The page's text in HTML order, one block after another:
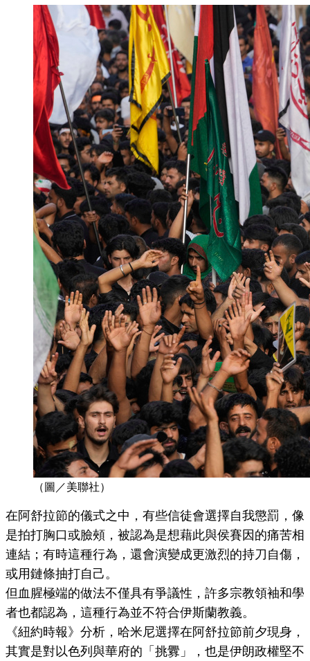
（圖／美聯社）
在阿舒拉節的儀式之中，有些信徒會選擇自我懲罰，像
是拍打胸口或臉頰，被認為是想藉此與侯賽因的痛苦相
連結；有時這種行為，還會演變成更激烈的持刀自傷，
或用鏈條抽打自己。
但血腥極端的做法不僅具有爭議性，許多宗教領袖和學
者也都認為，這種行為並不符合伊斯蘭教義。
《紐約時報》分析，哈米尼選擇在阿舒拉節前夕現身，
其實是對以色列與華府的「挑釁」，也是伊朗政權堅不